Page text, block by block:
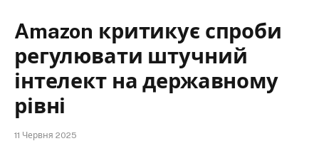
Amazon критикує спроби
регулювати штучний
інтелект на державному
рівні
11 Червня 2025